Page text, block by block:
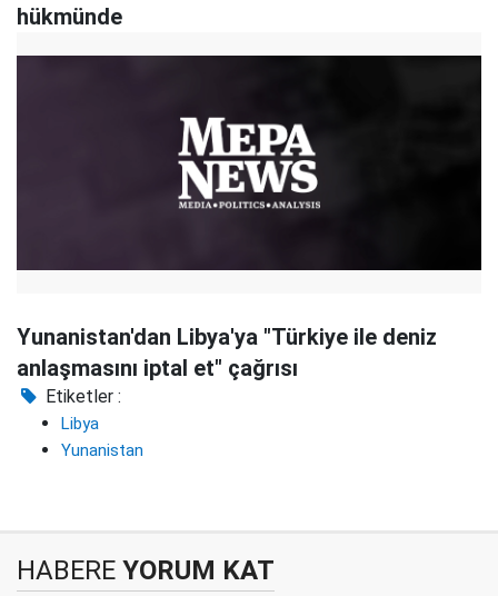
hükmünde
Yunanistan'dan Libya'ya "Türkiye ile deniz
anlaşmasını iptal et" çağrısı
Etiketler :
Libya
Yunanistan
HABERE YORUM KAT